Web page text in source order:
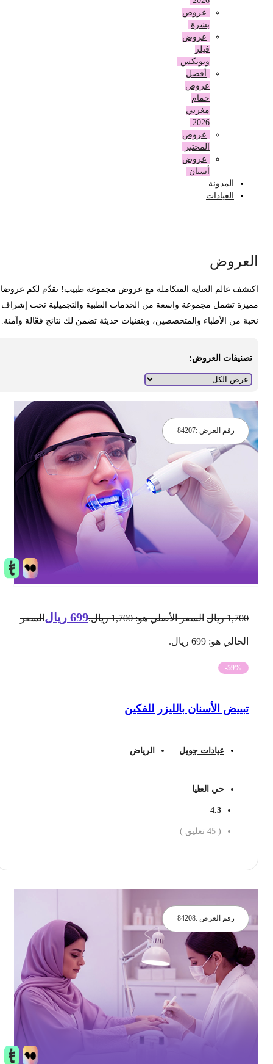
عروض
بشرة
عروض
وبوتكس
أفضل
عروض
حمام
مغربي
عروض
المختبر
عروض
أسنان
المدونة
العيادات
عالم العناية المتكاملة مع عروض مجموعة طبيب! نقدّم لكم عروضا
تشمل مجموعة واسعة من الخدمات الطبية والتجميلية تحت إشراف
من الأطباء والمتخصصين، وبتقنيات حديثة تضمن لك نتائج فعّالة وآمنة.
تصنيفات العروض:
رقم العرض :84207
1,700 ريال السعر الأصلي هو: 1,700 ريال. 699 ريال السعر
الحالي هو: 699 ريال.
-59%
تبييض الأسنان بالليزر للفكين
عيادات جويل الرياض
حي العليا
4.3
45 تعليق )
رقم العرض :84208